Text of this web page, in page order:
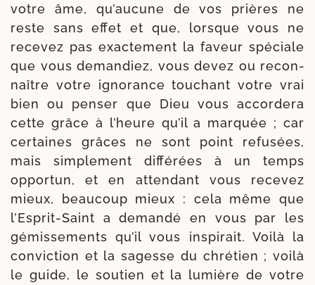
votre âme, qu’au­cune de vos prières ne
reste sans effet et que, lorsque vous ne
rece­vez pas exac­te­ment la faveur spé­ciale
que vous deman­diez, vous devez ou recon­
naître votre igno­rance tou­chant votre vrai
bien ou pen­ser que Dieu vous accor­de­ra
cette grâce à l’heure qu’il a mar­quée ; car
cer­taines grâces ne sont point refu­sées,
mais sim­ple­ment dif­fé­rées à un temps
oppor­tun, et en atten­dant vous rece­vez
mieux, beau­coup mieux : cela même que
l’Esprit-​Saint a deman­dé en vous par les
gémis­se­ments qu’il vous ins­pi­rait. Voilà la
convic­tion et la sagesse du chré­tien ; voi­là
le guide, le sou­tien et la lumière de votre